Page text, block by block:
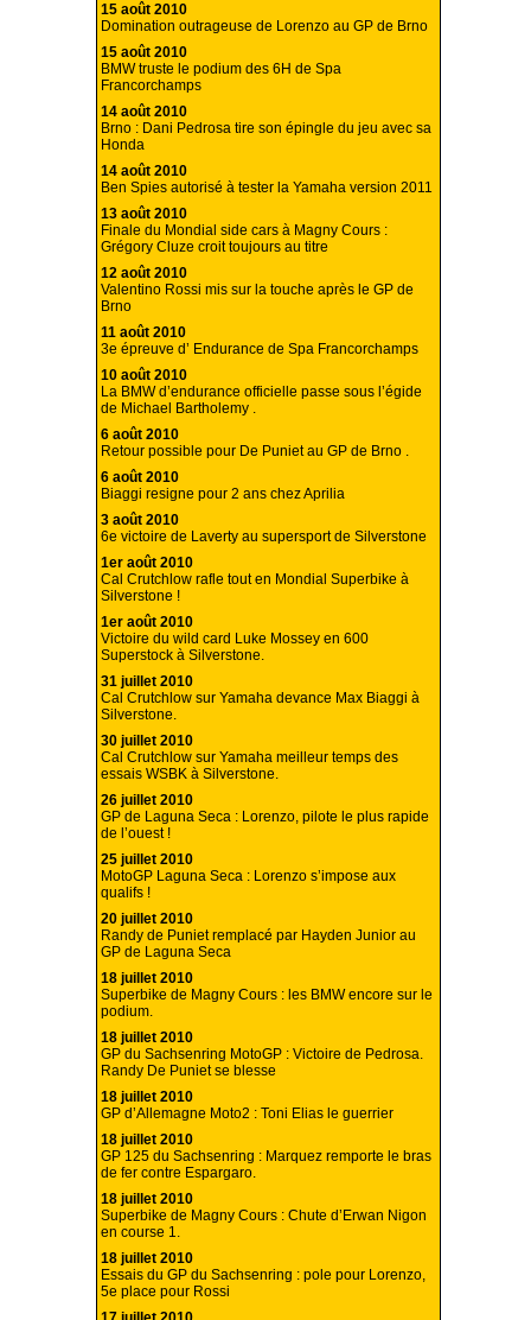
15 août 2010
Domination outrageuse de Lorenzo au GP de Brno
15 août 2010
BMW truste le podium des 6H de Spa
Francorchamps
14 août 2010
Brno : Dani Pedrosa tire son épingle du jeu avec sa
Honda
14 août 2010
Ben Spies autorisé à tester la Yamaha version 2011
13 août 2010
Finale du Mondial side cars à Magny Cours :
Grégory Cluze croit toujours au titre
12 août 2010
Valentino Rossi mis sur la touche après le GP de
Brno
11 août 2010
3e épreuve d’ Endurance de Spa Francorchamps
10 août 2010
La BMW d’endurance officielle passe sous l’égide
de Michael Bartholemy .
6 août 2010
Retour possible pour De Puniet au GP de Brno .
6 août 2010
Biaggi resigne pour 2 ans chez Aprilia
3 août 2010
6e victoire de Laverty au supersport de Silverstone
1er août 2010
Cal Crutchlow rafle tout en Mondial Superbike à
Silverstone !
1er août 2010
Victoire du wild card Luke Mossey en 600
Superstock à Silverstone.
31 juillet 2010
Cal Crutchlow sur Yamaha devance Max Biaggi à
Silverstone.
30 juillet 2010
Cal Crutchlow sur Yamaha meilleur temps des
essais WSBK à Silverstone.
26 juillet 2010
GP de Laguna Seca : Lorenzo, pilote le plus rapide
de l’ouest !
25 juillet 2010
MotoGP Laguna Seca : Lorenzo s’impose aux
qualifs !
20 juillet 2010
Randy de Puniet remplacé par Hayden Junior au
GP de Laguna Seca
18 juillet 2010
Superbike de Magny Cours : les BMW encore sur le
podium.
18 juillet 2010
GP du Sachsenring MotoGP : Victoire de Pedrosa.
Randy De Puniet se blesse
18 juillet 2010
GP d’Allemagne Moto2 : Toni Elias le guerrier
18 juillet 2010
GP 125 du Sachsenring : Marquez remporte le bras
de fer contre Espargaro.
18 juillet 2010
Superbike de Magny Cours : Chute d’Erwan Nigon
en course 1.
18 juillet 2010
Essais du GP du Sachsenring : pole pour Lorenzo,
5e place pour Rossi